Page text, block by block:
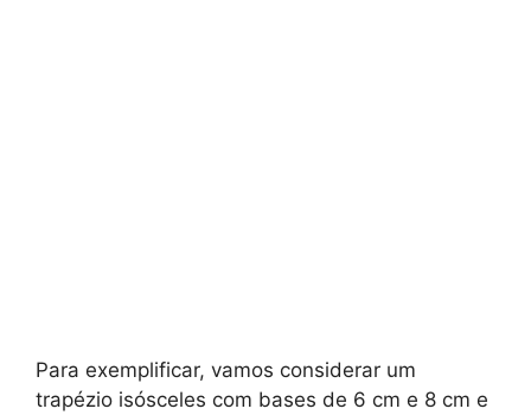
Para exemplificar, vamos considerar um
trapézio isósceles com bases de 6 cm e 8 cm e